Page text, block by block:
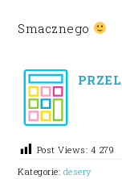
Smacznego
Post Views: 4 279
Kategorie: desery